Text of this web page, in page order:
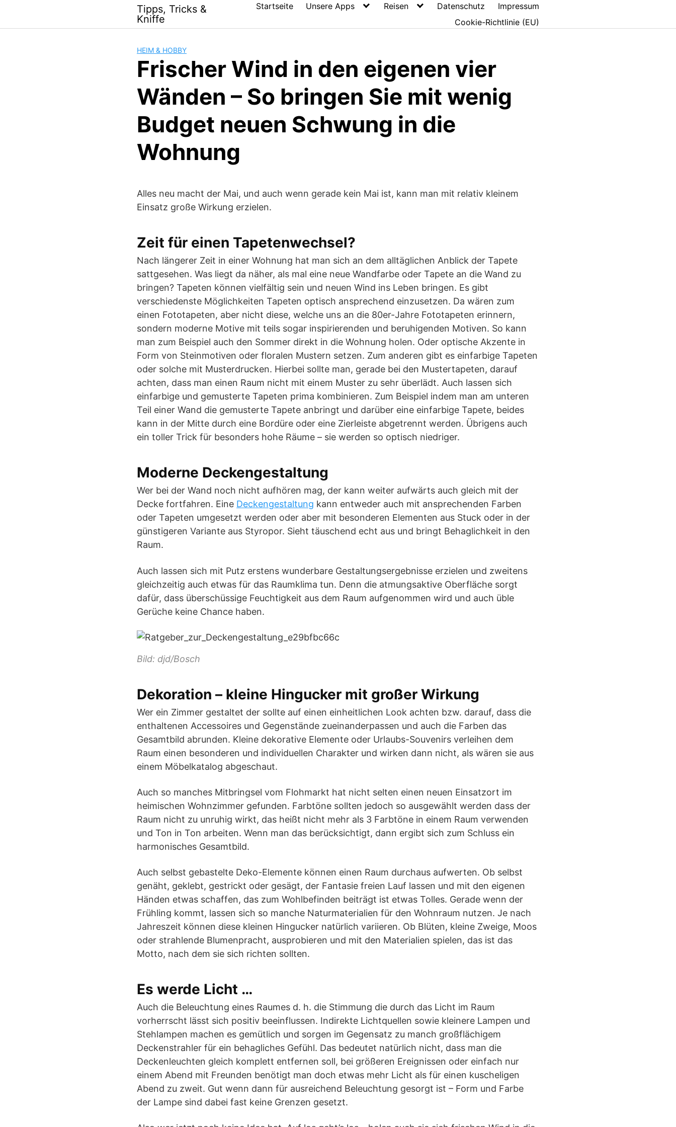
content
Tipps, Tricks &
Kniffe
Startseite Unsere Apps Reisen Datenschutz
Impressum
Cookie-Richtlinie (EU)
HEIM & HOBBY
Frischer Wind in den eigenen vier
Wänden – So bringen Sie mit wenig
Budget neuen Schwung in die
Wohnung
Alles neu macht der Mai, und auch wenn gerade kein Mai ist, kann man mit relativ kleinem
Einsatz große Wirkung erzielen.
Zeit für einen Tapetenwechsel?
Nach längerer Zeit in einer Wohnung hat man sich an dem alltäglichen Anblick der Tapete
sattgesehen. Was liegt da näher, als mal eine neue Wandfarbe oder Tapete an die Wand zu
bringen? Tapeten können vielfältig sein und neuen Wind ins Leben bringen. Es gibt
verschiedenste Möglichkeiten Tapeten optisch ansprechend einzusetzen. Da wären zum
einen Fototapeten, aber nicht diese, welche uns an die 80er-Jahre Fototapeten erinnern,
sondern moderne Motive mit teils sogar inspirierenden und beruhigenden Motiven. So kann
man zum Beispiel auch den Sommer direkt in die Wohnung holen. Oder optische Akzente in
Form von Steinmotiven oder floralen Mustern setzen. Zum anderen gibt es einfarbige Tapeten
oder solche mit Musterdrucken. Hierbei sollte man, gerade bei den Mustertapeten, darauf
achten, dass man einen Raum nicht mit einem Muster zu sehr überlädt. Auch lassen sich
einfarbige und gemusterte Tapeten prima kombinieren. Zum Beispiel indem man am unteren
Teil einer Wand die gemusterte Tapete anbringt und darüber eine einfarbige Tapete, beides
kann in der Mitte durch eine Bordüre oder eine Zierleiste abgetrennt werden. Übrigens auch
ein toller Trick für besonders hohe Räume – sie werden so optisch niedriger.
Moderne Deckengestaltung
Wer bei der Wand noch nicht aufhören mag, der kann weiter aufwärts auch gleich mit der
Decke fortfahren. Eine Deckengestaltung kann entweder auch mit ansprechenden Farben
oder Tapeten umgesetzt werden oder aber mit besonderen Elementen aus Stuck oder in der
günstigeren Variante aus Styropor. Sieht täuschend echt aus und bringt Behaglichkeit in den
Raum.
Auch lassen sich mit Putz erstens wunderbare Gestaltungsergebnisse erzielen und zweitens
gleichzeitig auch etwas für das Raumklima tun. Denn die atmungsaktive Oberfläche sorgt
dafür, dass überschüssige Feuchtigkeit aus dem Raum aufgenommen wird und auch üble
Gerüche keine Chance haben.
Bild: djd/Bosch
Dekoration – kleine Hingucker mit großer Wirkung
Wer ein Zimmer gestaltet der sollte auf einen einheitlichen Look achten bzw. darauf, dass die
enthaltenen Accessoires und Gegenstände zueinanderpassen und auch die Farben das
Gesamtbild abrunden. Kleine dekorative Elemente oder Urlaubs-Souvenirs verleihen dem
Raum einen besonderen und individuellen Charakter und wirken dann nicht, als wären sie aus
einem Möbelkatalog abgeschaut.
Auch so manches Mitbringsel vom Flohmarkt hat nicht selten einen neuen Einsatzort im
heimischen Wohnzimmer gefunden. Farbtöne sollten jedoch so ausgewählt werden dass der
Raum nicht zu unruhig wirkt, das heißt nicht mehr als 3 Farbtöne in einem Raum verwenden
und Ton in Ton arbeiten. Wenn man das berücksichtigt, dann ergibt sich zum Schluss ein
harmonisches Gesamtbild.
Auch selbst gebastelte Deko-Elemente können einen Raum durchaus aufwerten. Ob selbst
genäht, geklebt, gestrickt oder gesägt, der Fantasie freien Lauf lassen und mit den eigenen
Händen etwas schaffen, das zum Wohlbefinden beiträgt ist etwas Tolles. Gerade wenn der
Frühling kommt, lassen sich so manche Naturmaterialien für den Wohnraum nutzen. Je nach
Jahreszeit können diese kleinen Hingucker natürlich variieren. Ob Blüten, kleine Zweige, Moos
oder strahlende Blumenpracht, ausprobieren und mit den Materialien spielen, das ist das
Motto, nach dem sie sich richten sollten.
Es werde Licht …
Auch die Beleuchtung eines Raumes d. h. die Stimmung die durch das Licht im Raum
vorherrscht lässt sich positiv beeinflussen. Indirekte Lichtquellen sowie kleinere Lampen und
Stehlampen machen es gemütlich und sorgen im Gegensatz zu manch großflächigem
Deckenstrahler für ein behagliches Gefühl. Das bedeutet natürlich nicht, dass man die
Deckenleuchten gleich komplett entfernen soll, bei größeren Ereignissen oder einfach nur
einem Abend mit Freunden benötigt man doch etwas mehr Licht als für einen kuscheligen
Abend zu zweit. Gut wenn dann für ausreichend Beleuchtung gesorgt ist – Form und Farbe
der Lampe sind dabei fast keine Grenzen gesetzt.